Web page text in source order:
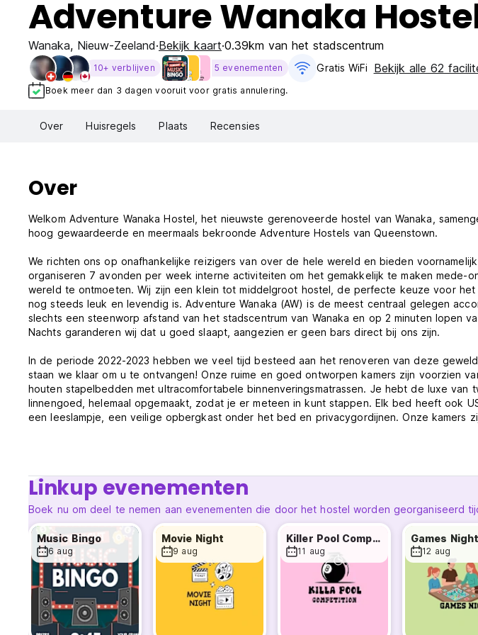
Adventure Wanaka
Wanaka, Nieuw-Zeeland Bekijk kaart 0.39km van het stadscentrum
10+ verblijven 5 evenementen Gratis WiFi Bekijk alle 62
Boek meer dan 3 dagen vooruit voor gratis annulering.
Over Huisregels Plaats Recensies
Over
Welkom Adventure Wanaka Hostel, het nieuwste gerenoveerde hostel van Wanaka,
hoog gewaardeerde en meermaals bekroonde Adventure Hostels van Queenstown.
We richten ons op onafhankelijke reizigers van over de hele wereld en bieden
organiseren 7 avonden per week interne activiteiten om het gemakkelijk te maken mede-
wereld te ontmoeten. Wij zijn een klein tot middelgroot hostel, de perfecte keuze voor het
nog steeds leuk en levendig is. Adventure Wanaka (AW) is de meest centraal gelegen
slechts een steenworp afstand van het stadscentrum van Wanaka en op 2 minuten lopen
Nachts garanderen wij dat u goed slaapt, aangezien er geen bars direct bij ons zijn.
In de periode 2022-2023 hebben we veel tijd besteed aan het renoveren van deze
staan ​​we klaar om u te ontvangen! Onze ruime en goed ontworpen kamers zijn voorzien
houten stapelbedden met ultracomfortabele binnenveringsmatrassen. Je hebt de luxe van
linnengoed, helemaal opgemaakt, zodat je er meteen in kunt stappen. Elk bed heeft ook
een leeslampje, een veilige opbergkast onder het bed en privacygordijnen. Onze kamers
De buitenruimtes van AW zijn de beste in de stad, met een grote binnenplaats en twee
te genieten van een drankje in de zon. De gastenlounge, de ontspanningsruimte en de
hostel. Dit biedt voldoende ruimte voor gasten om te relaxen, nomadisch te werken of
keuken bereid je een feestmaal, dat uitstekend is uitgerust met alles, van crockpots en
Onze ontzettend vriendelijke medewerkers, die allemaal ter plaatse bij onze gasten
uw activiteiten en tijd in Wanaka. We hebben aparte opslag-/kleedkamers, waarvan één
vertrekkende gasten, en een andere voor een beveiligde fietsenstalling en een ski- en
gratis spullen en zelfs een eenvoudige wasservice.
We worden beheerd door een bereisde eigenaar en putten uit de ervaring die we
hostels in tientallen verschillende landen te verzamelen en ze allemaal op één geweldige
wachten om jouw Wanaka-avontuur te organiseren.
Linkup evenementen
Boek nu om deel te nemen aan evenementen die door het hostel worden georganiseerd
Music Bingo
6 aug
Movie Night
9 aug
Killer Pool Competition
11 aug
Games Night
12 aug